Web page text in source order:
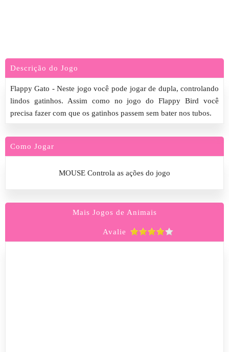
Descrição do Jogo
Flappy Gato - Neste jogo você pode jogar de dupla, controlando
lindos gatinhos. Assim como no jogo do Flappy Bird você
precisa fazer com que os gatinhos passem sem bater nos tubos.
Como Jogar
MOUSE Controla as ações do jogo
Mais Jogos de Animais
Avalie